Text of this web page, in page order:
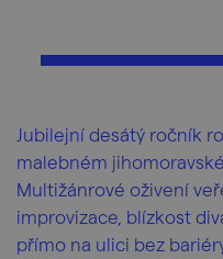
Jubilejní desátý ročník
malebném
Multižánrové oživení
improvizace, blízkost
přímo na ulici bez